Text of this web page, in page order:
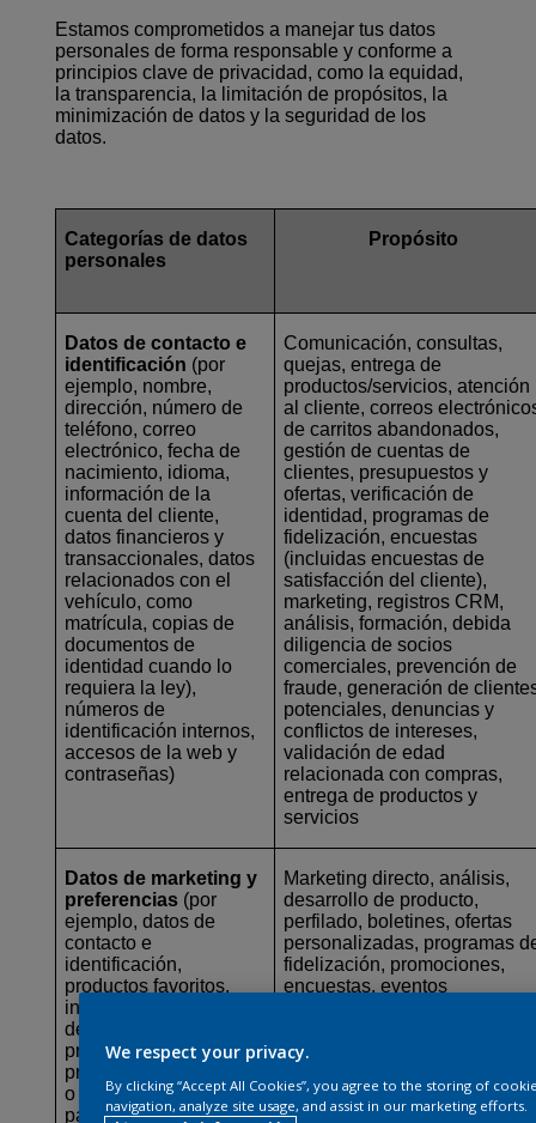
Estamos comprometidos a manejar tus datos
personales de forma responsable y conforme a
principios clave de privacidad, como la equidad,
la transparencia, la limitación de propósitos, la
minimización de datos y la seguridad de los
datos.
Categorías de datos
personales
Propósito
Datos de contacto e
identificación (por
ejemplo, nombre,
dirección, número de
teléfono, correo
electrónico, fecha de
nacimiento, idioma,
información de la
cuenta del cliente,
datos financieros y
transaccionales, datos
relacionados con el
vehículo, como
matrícula, copias de
documentos de
identidad cuando lo
requiera la ley),
números de
identificación internos,
accesos de la web y
contraseñas)
Comunicación, consultas,
quejas, entrega de
productos/servicios, atención
al cliente, correos
de carritos abandonados,
gestión de cuentas de
clientes, presupuestos y
ofertas, verificación de
identidad, programas de
fidelización, encuestas
(incluidas encuestas de
satisfacción del cliente),
marketing, registros CRM,
análisis, formación, debida
diligencia de socios
comerciales, prevención de
fraude, generación de
potenciales, denuncias y
conflictos de intereses,
validación de edad
relacionada con compras,
entrega de productos y
servicios
Datos de marketing y
preferencias (por
ejemplo, datos de
contacto e
identificación,
productos favoritos,
intereses, preferencias
de marketing,
preferencia alimentaria,
preferencias religiosas
o dietéticas divulgadas
para eventos,
Marketing directo, análisis,
desarrollo de producto,
perfilado, boletines, ofertas
personalizadas, programas
fidelización, promociones,
encuestas, eventos
We respect your privacy.
By clicking “Accept All Cookies”, you agree to the storing of
navigation, analyze site usage, and assist in our marketing efforts.